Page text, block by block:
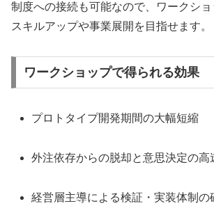
制度への接続も可能なので、ワークシ
スキルアップや事業展開を目指せます。
ワークショップで得られる効果
プロトタイプ開発期間の大幅短縮
外注依存からの脱却と意思決定の高
経営層主導による検証・実装体制の